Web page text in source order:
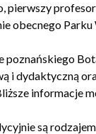
pierwszy
obecnego Parku
poznańskiego
i dydaktyczną
informacje
są